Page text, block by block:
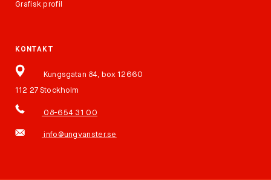
Grafisk profil
KONTAKT
Kungsgatan 84, box 12660
112 27 Stockholm
08-654 31 00
info@ungvanster.se